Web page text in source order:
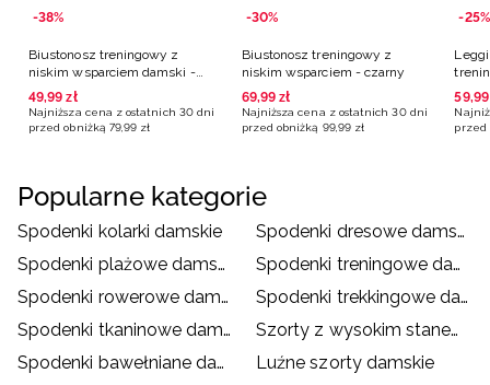
-38%
Biustonosz treningowy z
niskim wsparciem damski -
czarny
49,99 zł
Najniższa cena z ostatnich 30 dni
przed obniżką 79,99 zł
-30%
Biustonosz treningowy z
niskim wsparciem - czarny
69,99 zł
Najniższa cena z ostatnich 30 dni
przed obniżką 99,99 zł
-25%
59,99
przed
Popularne kategorie
Spodenki kolarki damskie
Spodenki dresowe damskie
Spodenki plażowe damskie
Spodenki treningowe damskie
Spodenki rowerowe damskie
Spodenki trekkingowe damskie
Spodenki tkaninowe damskie
Szorty z wysokim stanem damskie
Spodenki bawełniane damskie
Luźne szorty damskie